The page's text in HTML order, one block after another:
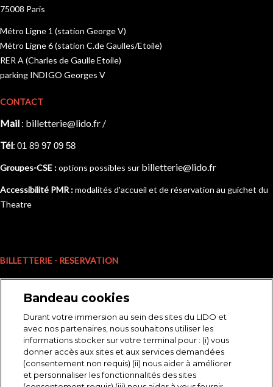
75008 Paris
Métro Ligne 1 (station George V)
Métro Ligne 6 (station C.de Gaulles/Etoile)
RER A (Charles de Gaulle Etoile)
parking INDIGO Georges V
CONTACT
Mail : billetterie@lido.fr /
Tél: 01 89 97 09 58
Groupes-CSE :options possibles sur billetterie@lido.fr
Accessibilité PMR :modalités d'accueil et de réservation au guichet du
Theatre
BILLETTERIE - RESERVATION
Permanences jusqu'au 30 juin :
Lundi au Vendredi :
14h/18h
Bandeau cookies
Durant votre immersion au sein des sites du LIDO et
avec nos partenaires, nous souhaitons utiliser les
informations stocker sur votre terminal pour : (i) vous
donner accès aux sites et aux services demandées
(consentement non requis) (ii) nous aider à améliorer
et personnaliser les fonctionnalités des sites